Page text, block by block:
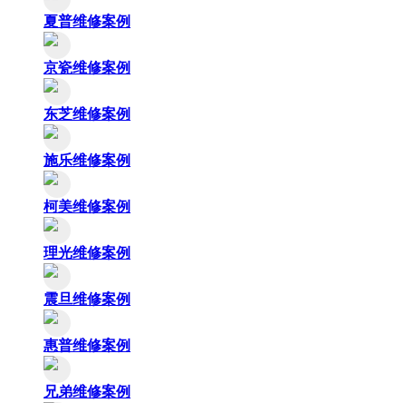
夏普维修案例
京瓷维修案例
东芝维修案例
施乐维修案例
柯美维修案例
理光维修案例
震旦维修案例
惠普维修案例
兄弟维修案例